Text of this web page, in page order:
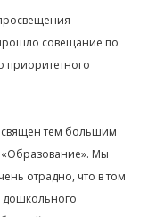
совещание по
приоритетного
тем большим
«Образование». Мы
отрадно, что в том
дошкольного